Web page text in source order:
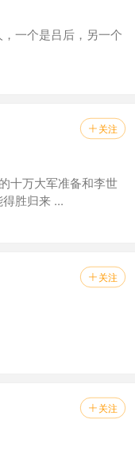
一个是吕后，另一个
 关注
万大军准备和李世
胜归来 ...
 关注
 关注